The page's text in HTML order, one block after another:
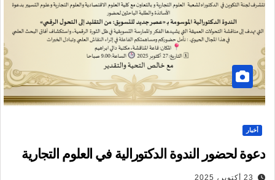
أخبار
دعوة لحضور الندوة الدكتورالية في العلوم التجارية
23 أكتوبر، 2025